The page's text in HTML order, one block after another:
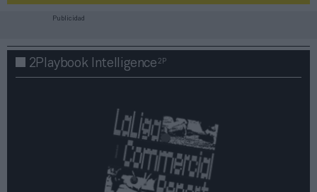
Publicidad
2Playbook Intelligence2P